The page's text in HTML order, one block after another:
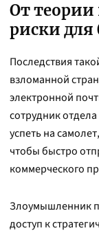
От теории
риски для
Последствия
взломанной
электронной
сотрудник
успеть на
чтобы быстро
коммерческого
Злоумышленник
доступ к